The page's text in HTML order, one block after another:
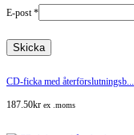
E-post *
CD-ficka med återförslutningsb...
187.50kr ex .moms